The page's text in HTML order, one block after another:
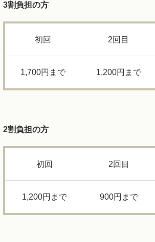
3割負担の方
初回 2回目
1,700円まで 1,200円まで
2割負担の方
初回 2回目
1,200円まで 900円まで